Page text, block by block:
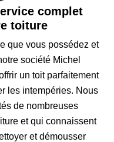
complet
toiture
que vous possédez et
société Michel
un toit parfaitement
les intempéries. Nous
de nombreuses
et qui connaissent
et démousser